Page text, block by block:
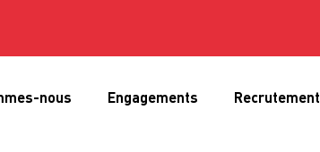
nous Engagements Recrutement